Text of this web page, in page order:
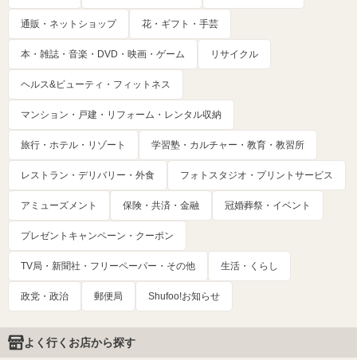
通販・ネットショップ 花・ギフト・手芸
本・雑誌・音楽・DVD・映画・ゲーム リサイクル
ヘルス&ビューティ・フィットネス
マンション・戸建・リフォーム・レンタル収納
旅行・ホテル・リゾート 学習塾・カルチャー・教育・教習所
レストラン・デリバリー・外食 フォトスタジオ・プリントサービス
アミューズメント 保険・共済・金融 冠婚葬祭・イベント
プレゼントキャンペーン・クーポン
TV局・新聞社・フリーペーパー・その他 生活・くらし
政党・政治 郵便局 Shufoo!お知らせ
よく行くお店から探す